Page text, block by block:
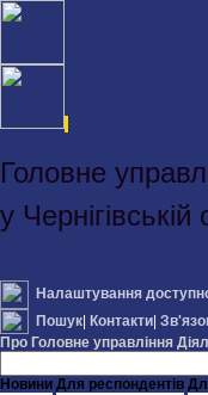
Головне
у Чернігівській
Налаштування
Пошук| Контакти|
Про Головне управління
Новини Для респондентів